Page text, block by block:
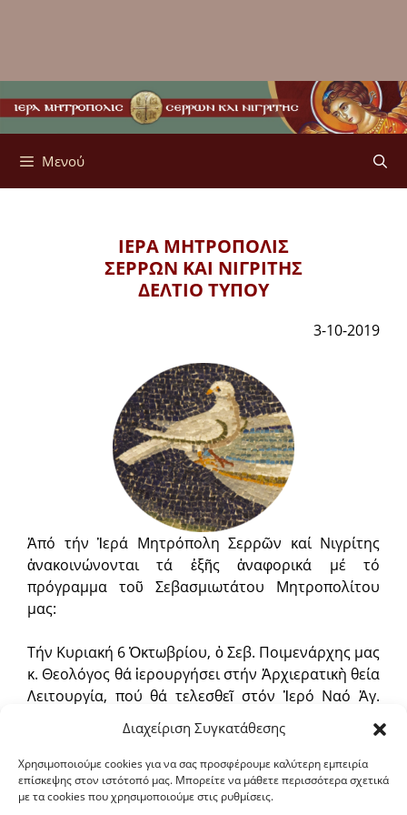
Διαχείριση Συγκατάθεσης
Χρησιμοποιούμε cookies για να σας προσφέρουμε καλύτερη εμπειρία
επίσκεψης στον ιστότοπό μας. Μπορείτε να μάθετε περισσότερα σχετικά
με τα cookies που χρησιμοποιούμε στις ρυθμίσεις.
Μενού
ΙΕΡΑ ΜΗΤΡΟΠΟΛΙΣ
ΣΕΡΡΩΝ ΚΑΙ ΝΙΓΡΙΤΗΣ
ΔΕΛΤΙΟ ΤΥΠΟΥ
3-10-2019
Ἀπό τήν Ἱερά Μητρόπολη Σερρῶν καί Νιγρίτης
ἀνακοινώνονται τά ἑξῆς ἀναφορικά μέ τό
πρόγραμμα τοῦ Σεβασμιωτάτου Μητροπολίτου
μας:
Τήν Κυριακή 6 Ὀκτωβρίου, ὁ Σεβ. Ποιμενάρχης μας
κ. Θεολόγος θά ἱερουργήσει στήν Ἀρχιερατικὴ θεία
Λειτουργία, πού θά τελεσθεῖ στόν Ἱερό Ναό Ἁγ.
Νικολάου Καλλιθέας Ἀττικῆς.
Ὁ Σεβ. θά συμμετάσχει στίς Συνεδρίες τῆς Ἱερᾶς
Συνόδου τῆς Ἱεραρχίας τῆς Ἐκκλησίας τῆς
Ἑλλάδος, πού συνέρχεται ἀπό 8 ἕως 11 Ὀκτωβρίου